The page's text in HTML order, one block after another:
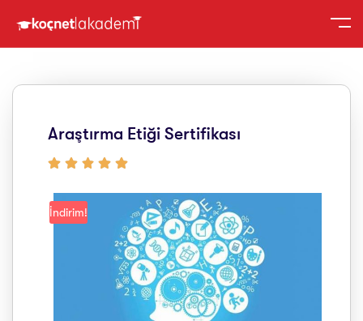
Araştırma Etiği Sertifikası
İndirim!